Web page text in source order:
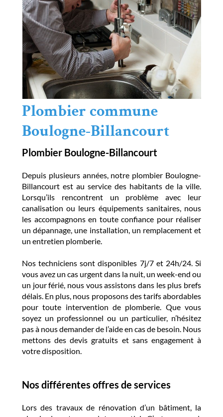
Plombier commune
Boulogne-Billancourt
Plombier Boulogne-Billancourt
Depuis plusieurs années, notre plombier Boulogne-
Billancourt est au service des habitants de la ville.
Lorsqu’ils rencontrent un problème avec leur
canalisation ou leurs équipements sanitaires, nous
les accompagnons en toute confiance pour réaliser
un dépannage, une installation, un remplacement et
un entretien plomberie.
Nos techniciens sont disponibles 7j/7 et 24h/24. Si
vous avez un cas urgent dans la nuit, un week-end ou
un jour férié, nous vous assistons dans les plus brefs
délais. En plus, nous proposons des tarifs abordables
pour toute intervention de plomberie. Que vous
soyez un professionnel ou un particulier, n’hésitez
pas à nous demander de l’aide en cas de besoin. Nous
mettons des devis gratuits et sans engagement à
votre disposition.
Nos différentes offres de services
Lors des travaux de rénovation d’un bâtiment, la